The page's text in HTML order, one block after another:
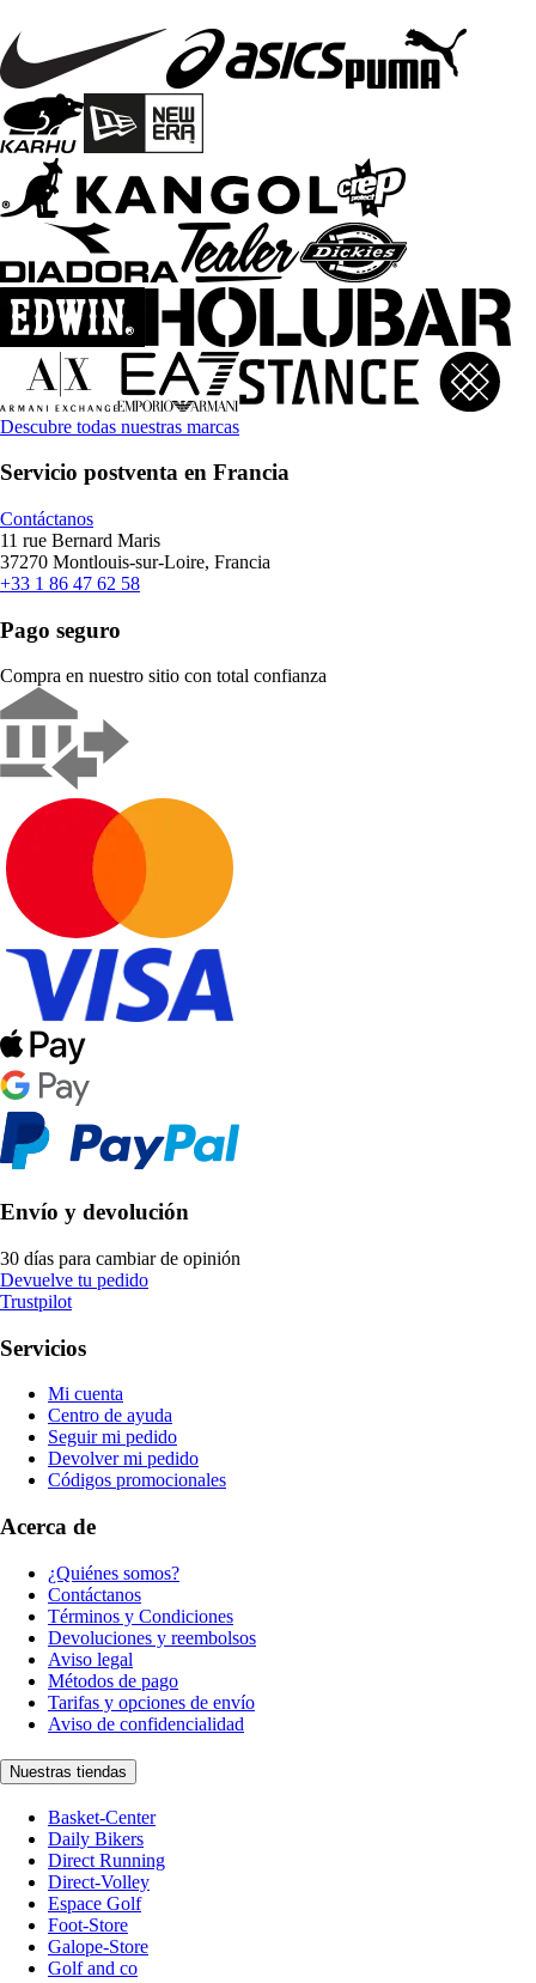
Descubre todas nuestras marcas
Servicio postventa en Francia
Contáctanos
11 rue Bernard Maris
37270 Montlouis-sur-Loire, Francia
+33 1 86 47 62 58
Pago seguro
Compra en nuestro sitio con total confianza
Envío y devolución
30 días para cambiar de opinión
Devuelve tu pedido
Trustpilot
Servicios
Mi cuenta
Centro de ayuda
Seguir mi pedido
Devolver mi pedido
Códigos promocionales
Acerca de
¿Quiénes somos?
Contáctanos
Términos y Condiciones
Devoluciones y reembolsos
Aviso legal
Métodos de pago
Tarifas y opciones de envío
Aviso de confidencialidad
Nuestras tiendas
Basket-Center
Daily Bikers
Direct Running
Direct-Volley
Espace Golf
Foot-Store
Galope-Store
Golf and co